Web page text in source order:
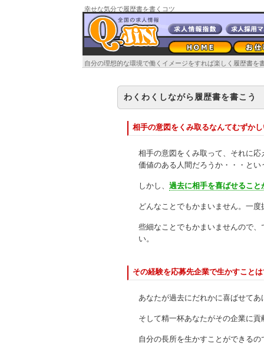
幸せな気分で履歴書を書くコツ
自分の理想的な環境で働くイメージをすれば楽しく履歴書を
わくわくしながら履歴書を書こう
相手の意図をくみ取るなんてむずか
相手の意図をくみ取って、それに
価値のある人間だろうか・・・と
しかし、 過去に相手を喜ばせること
どんなことでもかまいません。一
些細なことでもかまいませんので
い。
その経験を応募先企業で生かすこと
あなたが過去にだれかに喜ばせて
そして精一杯あなたがその企業に
自分の長所を生かすことができる